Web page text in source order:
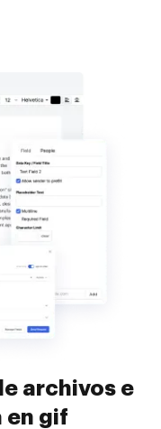
archivos e
en gif